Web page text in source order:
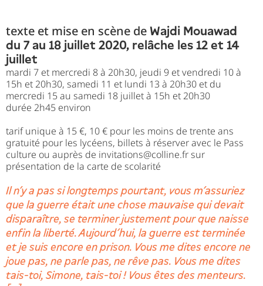
texte et mise en scène de Wajdi Mouawad
du 7 au 18 juillet 2020, relâche les 12 et 14
juillet
mardi 7 et mercredi 8 à 20h30, jeudi 9 et vendredi 10 à
15h et 20h30, samedi 11 et lundi 13 à 20h30 et du
mercredi 15 au samedi 18 juillet à 15h et 20h30
durée 2h45 environ
tarif unique à 15 €, 10 € pour les moins de trente ans
gratuité pour les lycéens, billets à réserver avec le Pass
culture ou auprès de invitations@colline.frsur
présentation de la carte de scolarité
Il n’y a pas si longtemps pourtant, vous m’assuriez
que la guerre était une chose mauvaise qui devait
disparaître, se terminer justement pour que naisse
enfin la liberté. Aujourd’hui, la guerre est terminée
et je suis encore en prison. Vous me dites encore ne
joue pas, ne parle pas, ne rêve pas. Vous me dites
tais-toi, Simone, tais-toi ! Vous êtes des menteurs.